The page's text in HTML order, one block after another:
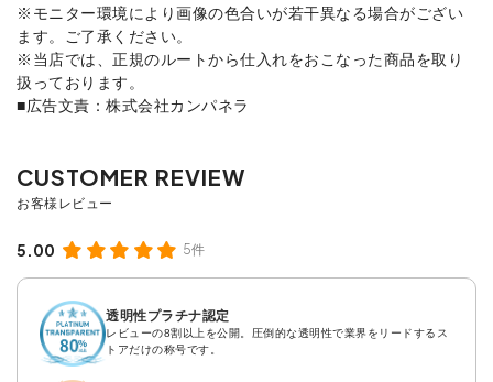
※モニター環境により画像の色合いが若干異なる場合がござい
ます。ご了承ください。
※当店では、正規のルートから仕入れをおこなった商品を取り
扱っております。
■広告文責：株式会社カンパネラ
5.00 5件
透明性プラチナ認定
レビューの8割以上を公開。圧倒的な透明性で業界をリードするス
トアだけの称号です。